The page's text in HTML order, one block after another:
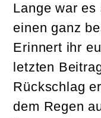
Lange war
einen ganz
Erinnert ihr
letzten
Rückschlag
dem Regen